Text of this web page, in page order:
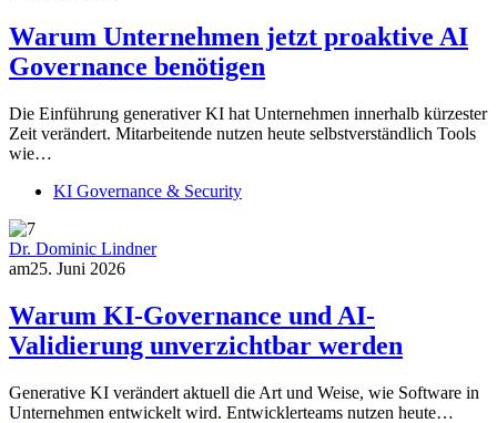
Warum Unternehmen jetzt proaktive AI
Governance benötigen
Die Einführung generativer KI hat Unternehmen innerhalb kürzester
Zeit verändert. Mitarbeitende nutzen heute selbstverständlich Tools
wie…
KI Governance & Security
Dr. Dominic Lindner
am25. Juni 2026
Warum KI-Governance und AI-
Validierung unverzichtbar werden
Generative KI verändert aktuell die Art und Weise, wie Software in
Unternehmen entwickelt wird. Entwicklerteams nutzen heute…